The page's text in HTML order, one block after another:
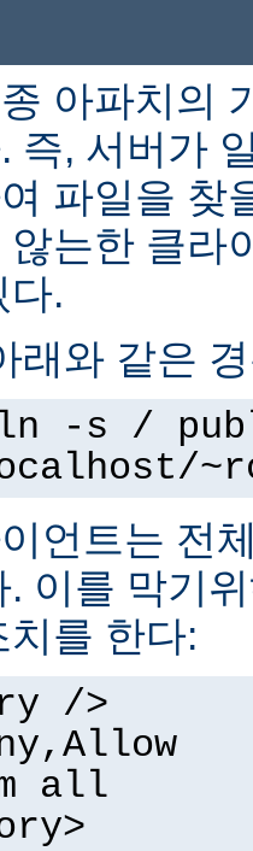
아파치의
즉, 서버가
파일을 찾
않는한 클라
다.
래와 같은
-s /
언트는 전
. 이를 막기
를 한다:
/>
all